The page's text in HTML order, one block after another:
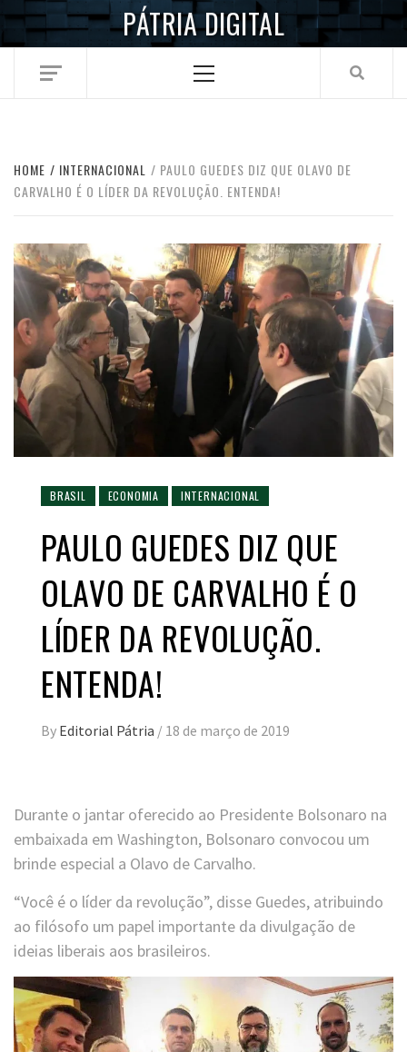
Skip
PÁTRIA DIGITAL
Menu
HOME INTERNACIONAL
PAULO GUEDES DIZ QUE OLAVO DE
CARVALHO É O LÍDER DA REVOLUÇÃO. ENTENDA!
BRASIL ECONOMIA INTERNACIONAL
PAULO GUEDES DIZ QUE
OLAVO DE CARVALHO É O
LÍDER DA REVOLUÇÃO.
ENTENDA!
By Editorial Pátria / 18 de março de 2019
Durante o jantar oferecido ao Presidente Bolsonaro na
embaixada em Washington, Bolsonaro convocou um
brinde especial a Olavo de Carvalho.
“Você é o líder da revolução”, disse Guedes, atribuindo
ao filósofo um papel importante da divulgação de
ideias liberais aos brasileiros.